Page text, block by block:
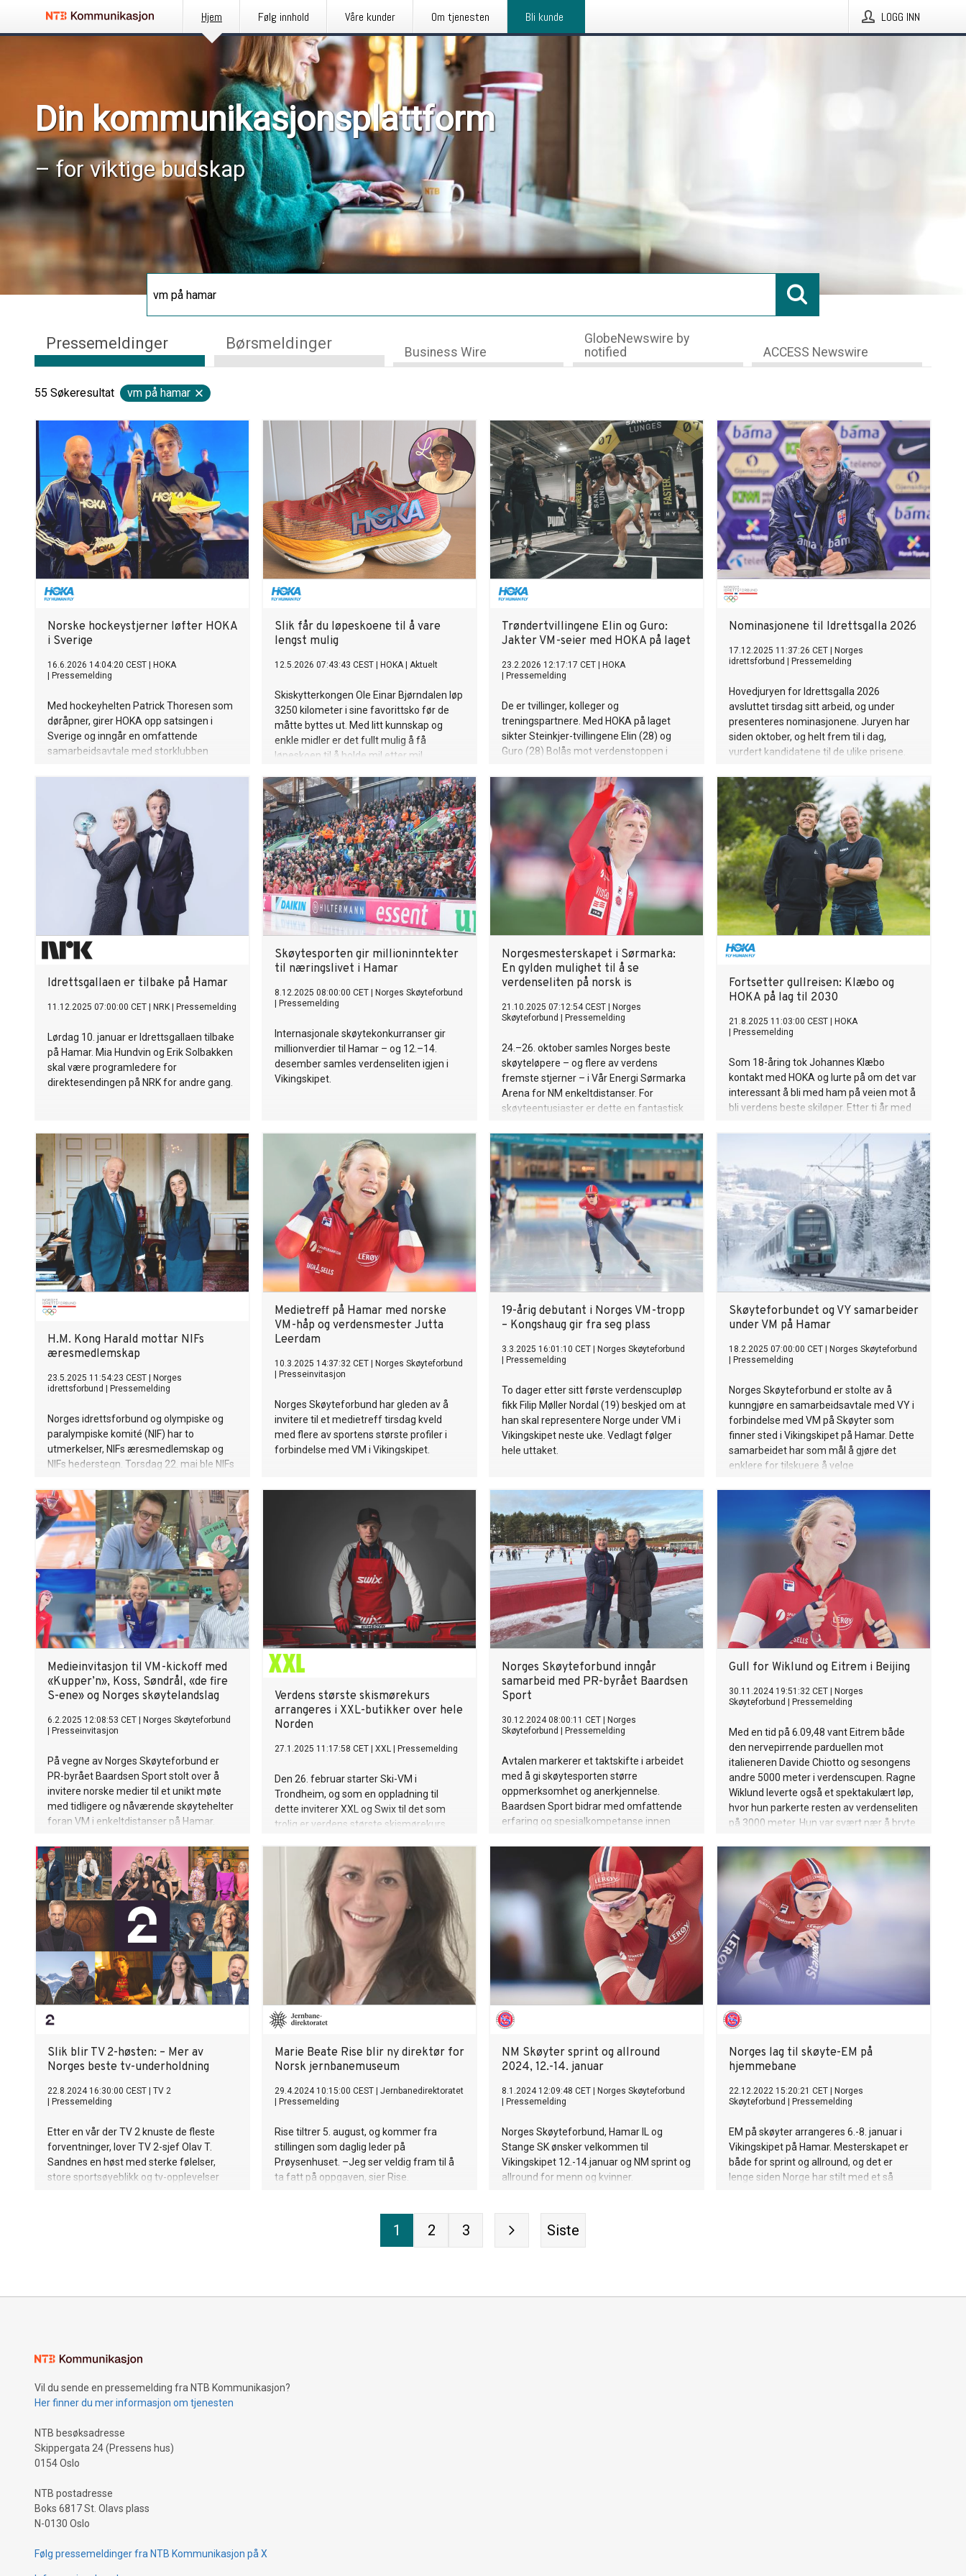
Hjem Følg innhold Våre kunder Om tjenesten Bli kunde LOGG INN
Din kommunikasjonsplattform
– for viktige budskap
Pressemeldinger Børsmeldinger Business Wire
GlobeNewswire by
notified
ACCESS Newswire
55 Søkeresultat vm på hamar
Norske hockeystjerner løfter HOKA
i Sverige
16.6.2026 14:04:20 CEST
HOKA
Pressemelding
Med hockeyhelten Patrick Thoresen som
døråpner, girer HOKA opp satsingen i
Sverige og inngår en omfattende
samarbeidsavtale med storklubben
Slik får du løpeskoene til å vare
lengst mulig
12.5.2026 07:43:43 CEST HOKA| Aktuelt
Skiskytterkongen Ole Einar Bjørndalen løp
3250 kilometer i sine favorittsko før de
måtte byttes ut. Med litt kunnskap og
enkle midler er det fullt mulig å få
løpeskoen til å holde mil etter mil.
Trøndertvillingene Elin og Guro:
Jakter VM-seier med HOKA på laget
23.2.2026 12:17:17 CET
HOKA
Pressemelding
De er tvillinger, kolleger og
treningspartnere. Med HOKA på laget
sikter Steinkjer-tvillingene Elin (28) og
Guro (28) Bolås mot verdenstoppen i
Nominasjonene til Idrettsgalla 2026
17.12.2025 11:37:26 CET
Norges
idrettsforbund
Pressemelding
Hovedjuryen for Idrettsgalla 2026
avsluttet tirsdag sitt arbeid, og under
presenteres nominasjonene. Juryen har
siden oktober, og helt frem til i dag,
vurdert kandidatene til de ulike prisene.
romjulen, har juryen anledning til
etternomineringer frem til nyttår.
Idrettsgallaen avvikles på Hamar lørdag
10. januar 2026, og sendes direkte på
NRK1.
Idrettsgallaen er tilbake på Hamar
11.12.2025 07:00:00 CET NRK Pressemelding
Lørdag 10. januar er Idrettsgallaen tilbake
på Hamar. Mia Hundvin og Erik Solbakken
skal være programledere for
direktesendingen på NRK for andre gang.
Skøytesporten gir millioninntekter
til næringslivet i Hamar
8.12.2025 08:00:00 CET
Norges Skøyteforbund
Pressemelding
Internasjonale skøytekonkurranser gir
millionverdier til Hamar – og 12.–14.
desember samles verdenseliten igjen i
Vikingskipet.
Norgesmesterskapet i Sørmarka:
En gylden mulighet til å se
verdenseliten på norsk is
21.10.2025 07:12:54 CEST
Norges
Skøyteforbund
Pressemelding
24.–26. oktober samles Norges beste
skøyteløpere – og flere av verdens
fremste stjerner – i Vår Energi Sørmarka
Arena for NM enkeltdistanser. For
skøyteentusiaster er dette en fantastisk
skøytesport i fremgang på nært hold,
under gode forhold i Stavanger, etter en
sesong med imponerende resultater.
Fortsetter gullreisen: Klæbo og
HOKA på lag til 2030
21.8.2025 11:03:00 CEST
HOKA
Pressemelding
Som 18-åring tok Johannes Klæbo
kontakt med HOKA og lurte på om det var
interessant å bli med ham på veien mot å
bli verdens beste skiløper. Etter ti år med
H.M. Kong Harald mottar NIFs
æresmedlemskap
23.5.2025 11:54:23 CEST
Norges
idrettsforbund
Pressemelding
Norges idrettsforbund og olympiske og
paralympiske komité (NIF) har to
utmerkelser, NIFs æresmedlemskap og
NIFs hederstegn. Torsdag 22. mai ble NIFs
Harald.
Medietreff på Hamar med norske
VM-håp og verdensmester Jutta
Leerdam
10.3.2025 14:37:32 CET
Norges Skøyteforbund
Presseinvitasjon
Norges Skøyteforbund har gleden av å
invitere til et medietreff tirsdag kveld
med flere av sportens største profiler i
forbindelse med VM i Vikingskipet.
19-årig debutant i Norges VM-tropp
– Kongshaug gir fra seg plass
3.3.2025 16:01:10 CET
Norges Skøyteforbund
Pressemelding
To dager etter sitt første verdenscupløp
fikk Filip Møller Nordal (19) beskjed om at
han skal representere Norge under VM i
Vikingskipet neste uke. Vedlagt følger
hele uttaket.
Skøyteforbundet og VY samarbeider
under VM på Hamar
18.2.2025 07:00:00 CET
Norges Skøyteforbund
Pressemelding
Norges Skøyteforbund er stolte av å
kunngjøre en samarbeidsavtale med VY i
forbindelse med VM på Skøyter som
finner sted i Vikingskipet på Hamar. Dette
samarbeidet har som mål å gjøre det
enklere for tilskuere å velge
Medieinvitasjon til VM-kickoff med
«Kupper’n», Koss, Søndrål, «de fire
S-ene» og Norges skøytelandslag
6.2.2025 12:08:53 CET
Norges Skøyteforbund
Presseinvitasjon
På vegne av Norges Skøyteforbund er
PR-byrået Baardsen Sport stolt over å
invitere norske medier til et unikt møte
med tidligere og nåværende skøytehelter
foran VM i enkeltdistanser på Hamar.
Verdens største skismørekurs
arrangeres i XXL-butikker over hele
Norden
27.1.2025 11:17:58 CET XXL Pressemelding
Den 26. februar starter Ski-VM i
Trondheim, og som en oppladning til
dette inviterer XXL og Swix til det som
trolig er verdens største skismørekurs.
Norges Skøyteforbund inngår
samarbeid med PR-byrået Baardsen
Sport
30.12.2024 08:00:11 CET
Norges
Skøyteforbund
Pressemelding
Avtalen markerer et taktskifte i arbeidet
med å gi skøytesporten større
oppmerksomhet og anerkjennelse.
Baardsen Sport bidrar med omfattende
erfaring og spesialkompetanse innen
Gull for Wiklund og Eitrem i Beijing
30.11.2024 19:51:32 CET
Norges
Skøyteforbund
Pressemelding
Med en tid på 6.09,48 vant Eitrem både
den nervepirrende parduellen mot
italieneren Davide Chiotto og sesongens
andre 5000 meter i verdenscupen. Ragne
Wiklund leverte også et spektakulært løp,
hvor hun parkerte resten av verdenseliten
på 3000 meter. Hun var svært nær å bryte
stjal showet var at hun fullførte nesten
hele løpet med begge hender på ryggen.
Dette er en prestasjon som vil bli husket!
Slik blir TV 2-høsten: – Mer av
Norges beste tv-underholdning
22.8.2024 16:30:00 CEST
TV 2
Pressemelding
Etter en vår der TV 2 knuste de fleste
forventninger, lover TV 2-sjef Olav T.
Sandnes en høst med sterke følelser,
store sportsøyeblikk og tv-opplevelser
Marie Beate Rise blir ny direktør for
Norsk jernbanemuseum
29.4.2024 10:15:00 CEST
Jernbanedirektoratet
Pressemelding
Rise tiltrer 5. august, og kommer fra
stillingen som daglig leder på
Prøysenhuset. –Jeg ser veldig fram til å
ta fatt på oppgaven, sier Rise.
NM Skøyter sprint og allround
2024, 12.-14. januar
8.1.2024 12:09:48 CET
Norges Skøyteforbund
Pressemelding
Norges Skøyteforbund, Hamar IL og
Stange SK ønsker velkommen til
Vikingskipet 12.-14.januar og NM sprint og
allround for menn og kvinner.
Norges lag til skøyte-EM på
hjemmebane
22.12.2022 15:20:21 CET
Norges
Skøyteforbund
Pressemelding
EM på skøyter arrangeres 6.-8. januar i
Vikingskipet på Hamar. Mesterskapet er
både for sprint og allround, og det er
lenge siden Norge har stilt med et så
1 2 3 Siste
Vil du sende en pressemelding fra NTB Kommunikasjon?
Her finner du mer informasjon om tjenesten
NTB besøksadresse
Skippergata 24 (Pressens hus)
0154 Oslo
NTB postadresse
Boks 6817 St. Olavs plass
N-0130 Oslo
Følg pressemeldinger fra NTB Kommunikasjon på X